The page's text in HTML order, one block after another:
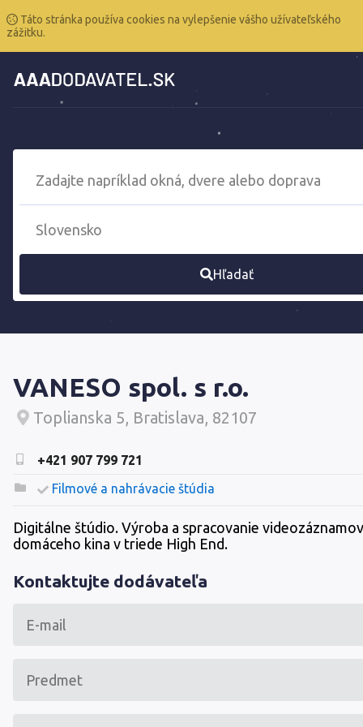
Táto stránka používa cookies na vylepšenie vášho užívateľského
zážitku.
Hľadať
VANESO spol. s r.o.
Toplianska 5, Bratislava, 82107
+421 907 799 721
Filmové a nahrávacie štúdia
Digitálne štúdio. Výroba a spracovanie
domáceho kina v triede High End.
Kontaktujte dodávateľa